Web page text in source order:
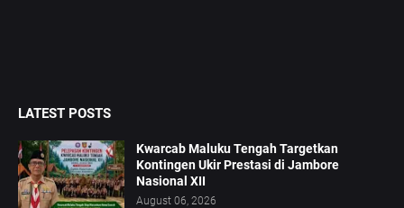
LATEST POSTS
Kwarcab Maluku Tengah Targetkan
Kontingen Ukir Prestasi di Jambore
Nasional XII
August 06, 2026